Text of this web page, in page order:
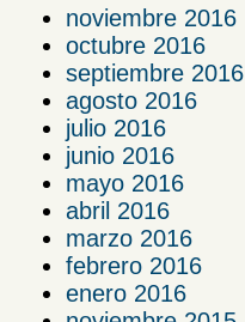
noviembre 2016
octubre 2016
septiembre 2016
agosto 2016
julio 2016
junio 2016
mayo 2016
abril 2016
marzo 2016
febrero 2016
enero 2016